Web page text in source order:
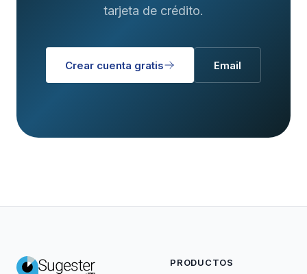
tarjeta de crédito.
Crear cuenta gratis Email
PRODUCTOS